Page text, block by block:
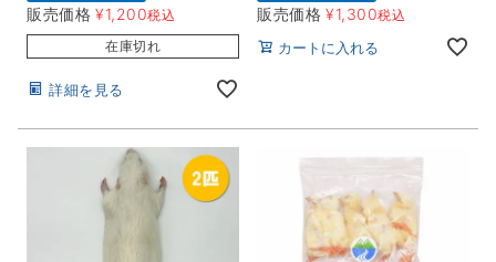
販売価格 ¥1,200税込
在庫切れ
詳細を見る
販売価格 ¥1,300税込
カートに入れる